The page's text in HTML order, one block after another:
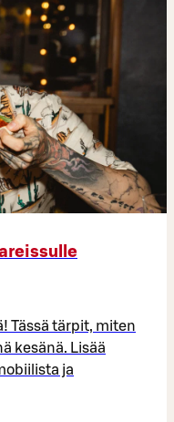
Tässä tärpit, miten
kesänä. Lisää
ja